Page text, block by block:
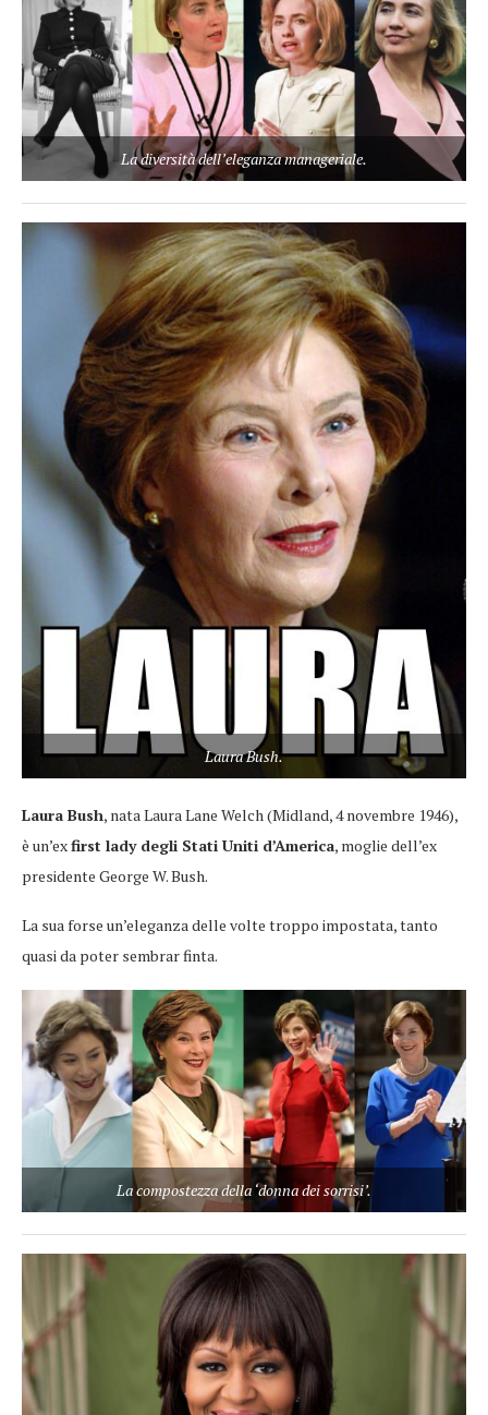
La diversità dell’eleganza manageriale.
Laura Bush.
Laura Bush, nata Laura Lane Welch (Midland, 4 novembre 1946),
è un’exfirst lady degli Stati Uniti d’America, moglie dell’ex
presidente George W. Bush.
La sua forse un’eleganza delle volte troppo impostata, tanto
quasi da poter sembrar finta.
La compostezza della ‘donna dei sorrisi’.